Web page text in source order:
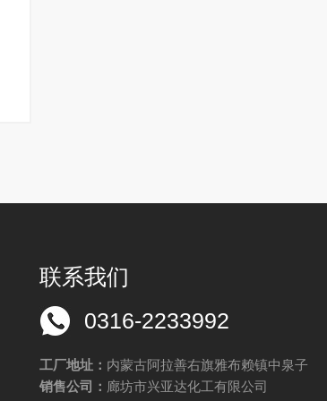
联系我们
0316-2233992
工厂地址： 内蒙古阿拉善右旗雅布赖镇中泉子
销售公司： 廊坊市兴亚达化工有限公司